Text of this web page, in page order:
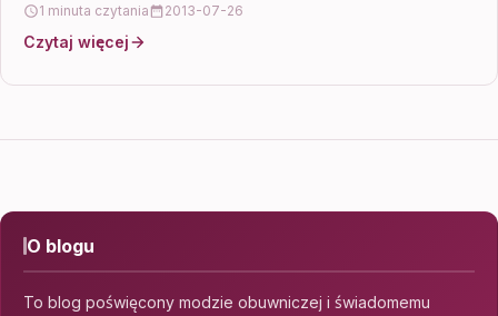
1 minuta czytania 2013-07-26
Czytaj więcej
O blogu
To blog poświęcony modzie obuwniczej i świadomemu